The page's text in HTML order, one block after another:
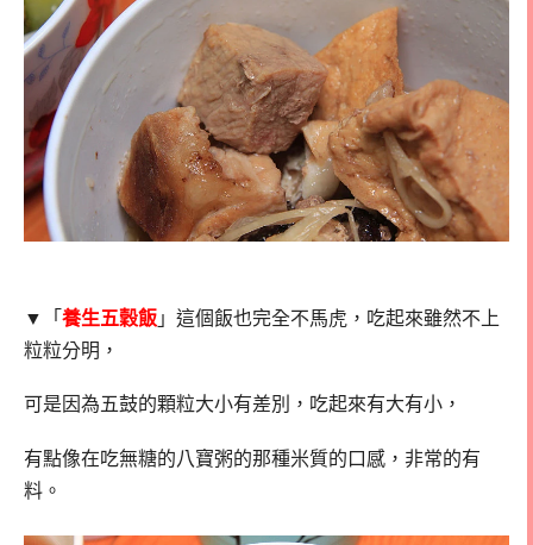
▼「養生五穀飯」這個飯也完全不馬虎，吃起來雖然不上
粒粒分明，
可是因為五鼓的顆粒大小有差別，吃起來有大有小，
有點像在吃無糖的八寶粥的那種米質的口感，非常的有
料。